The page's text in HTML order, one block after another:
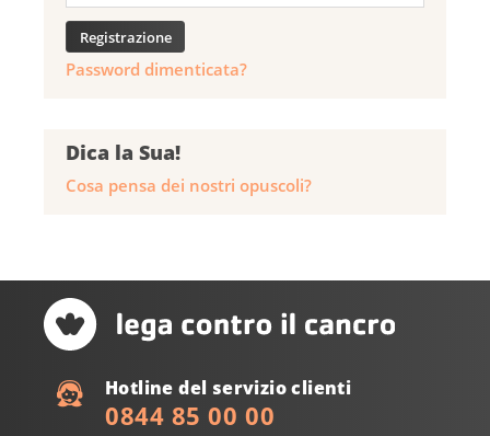
Password dimenticata?
Dica la Sua!
Cosa pensa dei nostri opuscoli?
Hotline del servizio clienti
0844 85 00 00